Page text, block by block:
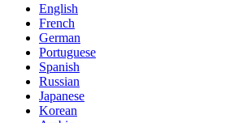
English
French
German
Portuguese
Spanish
Russian
Japanese
Korean